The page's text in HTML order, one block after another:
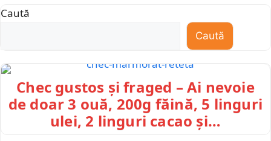
Caută
Caută
Chec gustos și fraged – Ai nevoie
de doar 3 ouă, 200g făină, 5 linguri
ulei, 2 linguri cacao și…